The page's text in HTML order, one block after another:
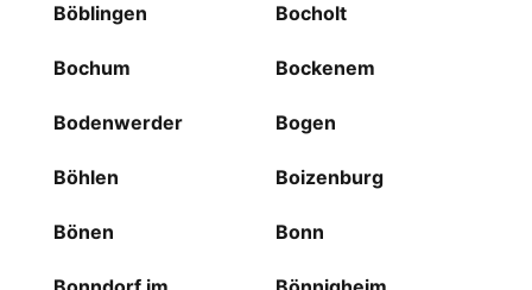
Böblingen Bocholt
Bochum Bockenem
Bodenwerder Bogen
Böhlen Boizenburg
Bönen Bonn